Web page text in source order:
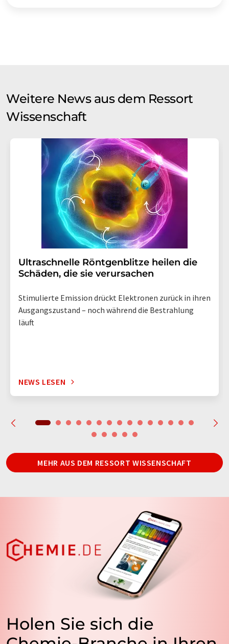
Weitere News aus dem Ressort
Wissenschaft
Ultraschnelle Röntgenblitze heilen die
Schäden, die sie verursachen
Stimulierte Emission drückt Elektronen zurück in ihren
Ausgangszustand – noch während die Bestrahlung
läuft
NEWS LESEN
MEHR AUS DEM RESSORT WISSENSCHAFT
Holen Sie sich die